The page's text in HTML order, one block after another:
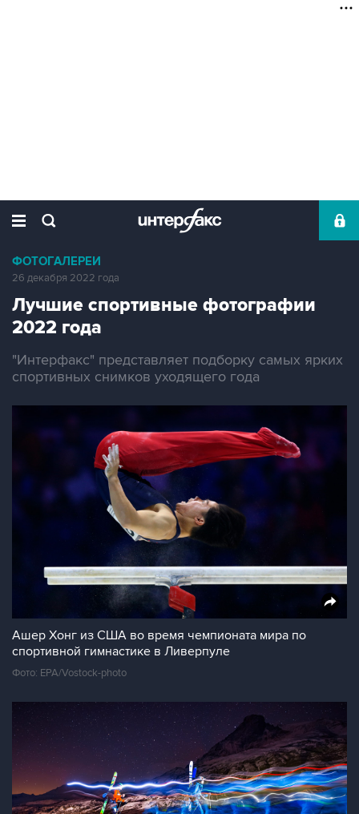
ФОТОГАЛЕРЕИ
26 декабря 2022 года
Лучшие спортивные фотографии
2022 года
"Интерфакс" представляет подборку самых ярких
спортивных снимков уходящего года
Ашер Хонг из США во время чемпионата мира по
спортивной гимнастике в Ливерпуле
Фото: EPA/Vostock-photo